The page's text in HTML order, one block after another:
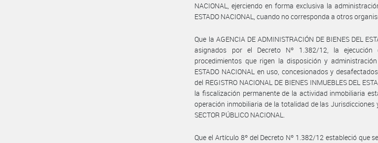
NACIONAL, ejerciendo en forma exclusiva la
ESTADO NACIONAL, cuando no corresponda a otros
Que la AGENCIA DE ADMINISTRACIÓN DE BIENES DEL
asignados por el Decreto Nº 1.382/12, la
procedimientos que rigen la disposición y
ESTADO NACIONAL en uso, concesionados y
del REGISTRO NACIONAL DE BIENES INMUEBLES DEL
la fiscalización permanente de la actividad inmobiliaria
operación inmobiliaria de la totalidad de las Jurisdicciones
SECTOR PÚBLICO NACIONAL.
Que el Artículo 8º del Decreto Nº 1.382/12 estableció que